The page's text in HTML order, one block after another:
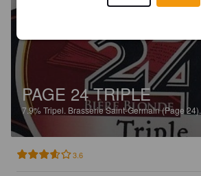
PAGE 24 TRIPLE
7.9%Tripel. Brasserie Saint-Germain (Page 24).
3.6